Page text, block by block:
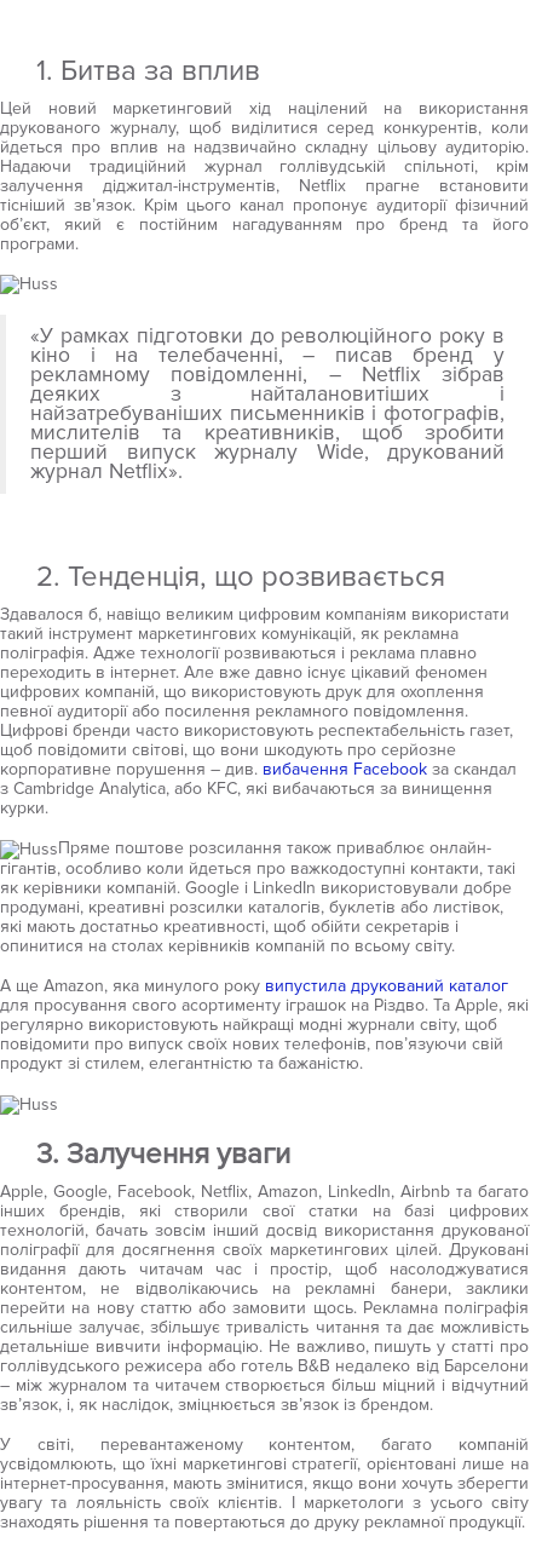
1. Битва за вплив
Цей новий маркетинговий хід націлений на використання
друкованого журналу, щоб виділитися серед конкурентів, коли
йдеться про вплив на надзвичайно складну цільову аудиторію.
Надаючи традиційний журнал голлівудській спільноті, крім
залучення діджитал-інструментів, Netflix прагне встановити
тісніший зв’язок. Крім цього канал пропонує аудиторії фізичний
об’єкт, який є постійним нагадуванням про бренд та його
програми.
«У рамках підготовки до революційного року в
кіно і на телебаченні, – писав бренд у
рекламному повідомленні, – Netflix зібрав
деяких з найталановитіших і
найзатребуваніших письменників і фотографів,
мислителів та креативників, щоб зробити
перший випуск журналу Wide, друкований
журнал Netflix».
2. Тенденція, що розвивається
Здавалося б, навіщо великим цифровим компаніям використати
такий інструмент маркетингових комунікацій, як рекламна
поліграфія. Адже технології розвиваються і реклама плавно
переходить в інтернет. Але вже давно існує цікавий феномен
цифрових компаній, що використовують друк для охоплення
певної аудиторії або посилення рекламного повідомлення.
Цифрові бренди часто використовують респектабельність газет,
щоб повідомити світові, що вони шкодують про серйозне
корпоративне порушення – див. вибачення Facebook за скандал
з Cambridge Analytica, або KFC, які вибачаються за винищення
курки.
Пряме поштове розсилання також приваблює онлайн-
гігантів, особливо коли йдеться про важкодоступні контакти, такі
як керівники компаній. Google і LinkedIn використовували добре
продумані, креативні розсилки каталогів, буклетів або листівок,
які мають достатньо креативності, щоб обійти секретарів і
опинитися на столах керівників компаній по всьому світу.
А ще Amazon, яка минулого року випустила друкований каталог
для просування свого асортименту іграшок на Різдво. Та Apple, які
регулярно використовують найкращі модні журнали світу, щоб
повідомити про випуск своїх нових телефонів, пов’язуючи свій
продукт зі стилем, елегантністю та бажаністю.
3. Залучення уваги
Apple, Google, Facebook, Netflix, Amazon, LinkedIn, Airbnb та багато
інших брендів, які створили свої статки на базі цифрових
технологій, бачать зовсім інший досвід використання друкованої
поліграфії для досягнення своїх маркетингових цілей. Друковані
видання дають читачам час і простір, щоб насолоджуватися
контентом, не відволікаючись на рекламні банери, заклики
перейти на нову статтю або замовити щось. Рекламна поліграфія
сильніше залучає, збільшує тривалість читання та дає можливість
детальніше вивчити інформацію. Не важливо, пишуть у статті про
голлівудського режисера або готель B&B недалеко від Барселони
– між журналом та читачем створюється більш міцний і відчутний
зв’язок, і, як наслідок, зміцнюється зв’язок із брендом.
У світі, перевантаженому контентом, багато компаній
усвідомлюють, що їхні маркетингові стратегії, орієнтовані лише на
інтернет-просування, мають змінитися, якщо вони хочуть зберегти
увагу та лояльність своїх клієнтів. І маркетологи з усього світу
знаходять рішення та повертаються до друку рекламної продукції.